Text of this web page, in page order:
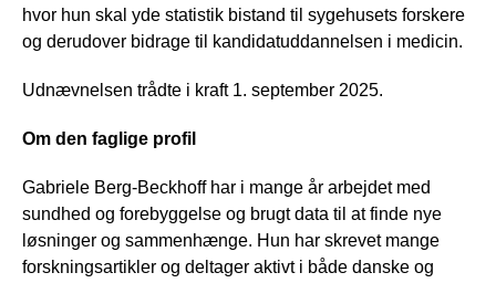
hvor hun skal yde statistik bistand til sygehusets forskere
og derudover bidrage til kandidatuddannelsen i medicin.
Udnævnelsen trådte i kraft 1. september 2025.
Om den faglige profil
Gabriele Berg-Beckhoff har i mange år arbejdet med
sundhed og forebyggelse og brugt data til at finde nye
løsninger og sammenhænge. Hun har skrevet mange
forskningsartikler og deltager aktivt i både danske og